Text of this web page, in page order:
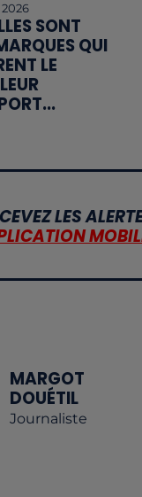
SONT
QUI
LE
LES
MARGOT
DOUÉTIL
Journaliste